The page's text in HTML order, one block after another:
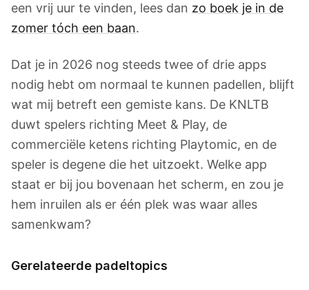
een vrij uur te vinden, lees dan zo boek je in de
zomer tóch een baan.
Dat je in 2026 nog steeds twee of drie apps
nodig hebt om normaal te kunnen padellen, blijft
wat mij betreft een gemiste kans. De KNLTB
duwt spelers richting Meet & Play, de
commerciële ketens richting Playtomic, en de
speler is degene die het uitzoekt. Welke app
staat er bij jou bovenaan het scherm, en zou je
hem inruilen als er één plek was waar alles
samenkwam?
Gerelateerde padeltopics